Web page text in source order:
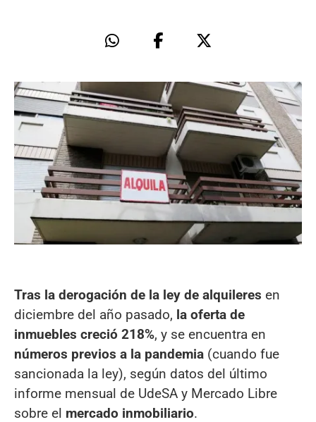
Tras la derogación de la ley de alquileres en
diciembre del año pasado, la oferta de
inmuebles creció 218%, y se encuentra en
números previos a la pandemia (cuando fue
sancionada la ley), según datos del último
informe mensual de UdeSA y Mercado Libre
sobre el mercado inmobiliario.